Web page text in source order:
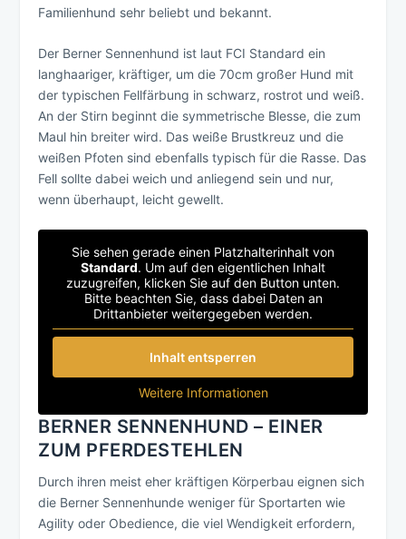
Familienhund sehr beliebt und bekannt.
Der Berner Sennenhund ist laut FCI Standard ein
langhaariger, kräftiger, um die 70cm großer Hund mit
der typischen Fellfärbung in schwarz, rostrot und weiß.
An der Stirn beginnt die symmetrische Blesse, die zum
Maul hin breiter wird. Das weiße Brustkreuz und die
weißen Pfoten sind ebenfalls typisch für die Rasse. Das
Fell sollte dabei weich und anliegend sein und nur,
wenn überhaupt, leicht gewellt.
Sie sehen gerade einen Platzhalterinhalt von
Standard. Um auf den eigentlichen Inhalt
zuzugreifen, klicken Sie auf den Button unten.
Bitte beachten Sie, dass dabei Daten an
Drittanbieter weitergegeben werden.
Inhalt entsperren
Weitere Informationen
BERNER SENNENHUND – EINER
ZUM PFERDESTEHLEN
Durch ihren meist eher kräftigen Körperbau eignen sich
die Berner Sennenhunde weniger für Sportarten wie
Agility oder Obedience, die viel Wendigkeit erfordern,